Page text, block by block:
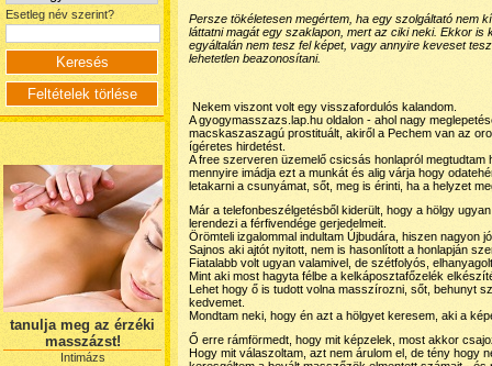
Esetleg név szerint?
tanulja meg az érzéki
masszázst!
Intimázs
Persze tökéletesen megértem, ha egy szolgáltató nem
láttatni magát egy szaklapon, mert az ciki neki. Ekkor is
egyáltalán nem tesz fel képet, vagy annyire keveset
lehetetlen beazonosítani.
Nekem viszont volt egy visszafordulós kalandom.
A gyogymasszazs.lap.hu oldalon - ahol nagy
macskaszaszagú prostituált, akiről a Pechem van az
ígéretes hirdetést.
A free szerveren üzemelő csicsás honlapról
mennyire imádja ezt a munkát és alig várja hogy
letakarni a csunyámat, sőt, meg is érinti, ha a helyzet
Már a telefonbeszélgetésből kiderült, hogy a hölgy
lerendezi a férfivendége gerjedelmeit.
Örömteli izgalommal indultam Újbudára, hiszen nagyon
Sajnos aki ajtót nyitott, nem is hasonlított a honlapján
Fiatalabb volt ugyan valamivel, de szétfolyós,
Mint aki most hagyta félbe a kelkáposztafőzelék
Lehet hogy ő is tudott volna masszírozni, sőt, behunyt
kedvemet.
Mondtam neki, hogy én azt a hölgyet keresem, aki a
Ő erre rámförmedt, hogy mit képzelek, most akkor
Hogy mit válaszoltam, azt nem árulom el, de tény hogy